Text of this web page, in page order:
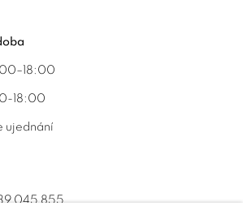
18:00
ujednání
045 855